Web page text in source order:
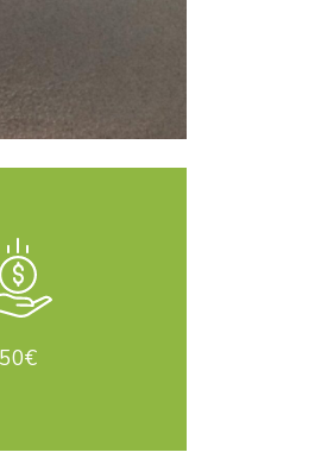
50€